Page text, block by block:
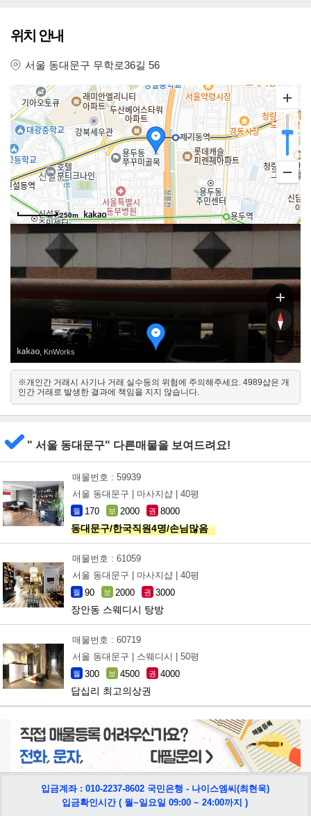
위치 안내
서울 동대문구 무학로36길 56
250m
학로
, KnWorks
※개인간 거래시 사기나 거래 실수등의 위험에 주의해주세요. 4989샵은 개
인간 거래로 발생한 결과에 책임을 지지 않습니다.
" 서울 동대문구" 다른매물을 보여드려요!
매물번호 : 59939
서울 동대문구 |
마사지샵 | 40평
월 170 보 2000 권 8000
동대문구/한국직원4명/손님많음
매물번호 : 61059
서울 동대문구 |
마사지샵 | 40평
월 90 보 2000 권 3000
장안동 스웨디시 탕방
매물번호 : 60719
서울 동대문구 |
스웨디시 | 50평
월 300 보 4500 권 4000
답십리 최고의상권
입금계좌 : 010-2237-8602 국민은행 - 나이스엠씨(최현욱)
입금확인시간 ( 월~일요일 09:00 ~ 24:00까지 )